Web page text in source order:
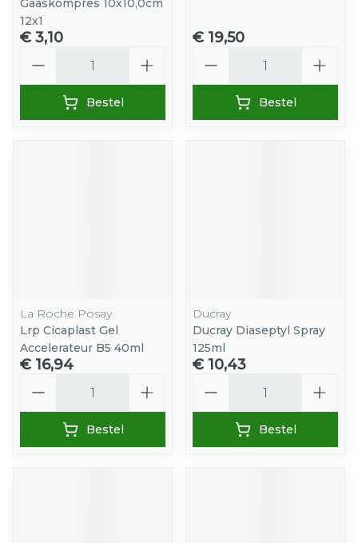
Gaaskompres 10x10,0cm
12x1
€ 3,10
Bestel
€ 19,50
Bestel
La Roche Posay
Lrp Cicaplast Gel
Accelerateur B5 40ml
€ 16,94
Bestel
Ducray
Ducray Diaseptyl Spray
125ml
€ 10,43
Bestel